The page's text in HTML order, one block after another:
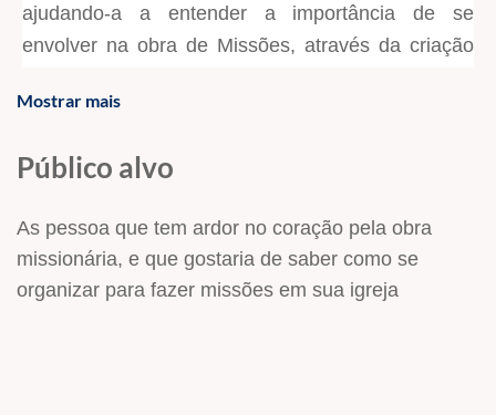
ajudando-a a entender a importância de se
envolver na obra de Missões, através da criação
para esse fim. O Pr. Florencio faz uma
orientações para a realização desse trabalho. Ele
trará grandes resultados no cumprimento da
missão de Deus no mundo. Acreditamos que o
curso será de extrema importância, para você que
Mostrar mais
Público alvo
As pessoa que tem ardor no coração pela obra
missionária, e que gostaria de saber como se
organizar para fazer missões em sua igreja